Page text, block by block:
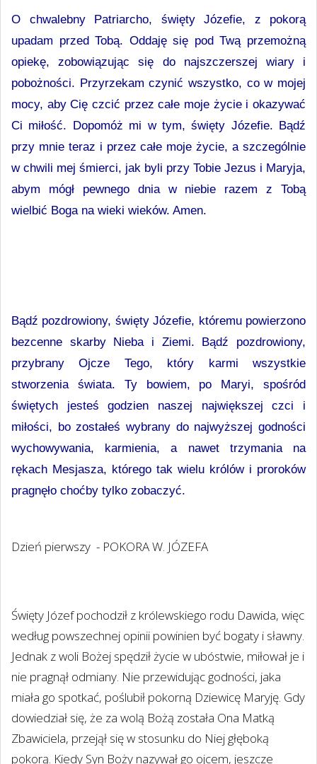
O chwalebny Patriarcho, święty Józefie, z pokorą
upadam przed Tobą. Oddaję się pod Twą przemożną
opiekę, zobowiązując się do najszczerszej wiary i
pobożności. Przyrzekam czynić wszystko, co w mojej
mocy, aby Cię czcić przez całe moje życie i okazywać
Ci miłość. Dopomóż mi w tym, święty Józefie. Bądź
przy mnie teraz i przez całe moje życie, a szczególnie
w chwili mej śmierci, jak byli przy Tobie Jezus i Maryja,
abym mógł pewnego dnia w niebie razem z Tobą
wielbić Boga na wieki wieków. Amen.
Bądź pozdrowiony, święty Józefie, któremu powierzono
bezcenne skarby Nieba i Ziemi. Bądź pozdrowiony,
przybrany Ojcze Tego, który karmi wszystkie
stworzenia świata. Ty bowiem, po Maryi, spośród
świętych jesteś godzien naszej największej czci i
miłości, bo zostałeś wybrany do najwyższej godności
wychowywania, karmienia, a nawet trzymania na
rękach Mesjasza, którego tak wielu królów i proroków
pragnęło choćby tylko zobaczyć.
Dzień pierwszy - POKORA W. JÓZEFA
Święty Józef pochodził z królewskiego rodu Dawida, więc
według powszechnej opinii powinien być bogaty i sławny.
Jednak z woli Bożej spędził życie w ubóstwie, miłował je i
nie pragnął odmiany. Nie przewidując godności, jaka
miała go spotkać, poślubił pokorną Dziewicę Maryję. Gdy
dowiedział się, że za wolą Bożą została Ona Matką
Zbawiciela, przejął się w stosunku do Niej głęboką
pokorą. Kiedy Syn Boży nazywał go ojcem, jeszcze